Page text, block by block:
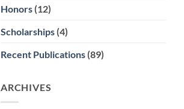
Honors (12)
Scholarships (4)
Recent Publications (89)
ARCHIVES